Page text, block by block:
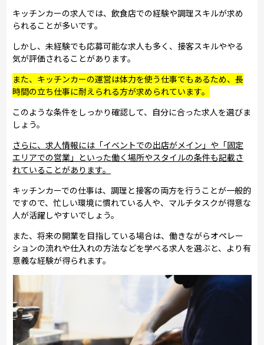
キッチンカーの求人では、飲食店での経験や調理スキルが求め
られることが多いです。
しかし、未経験でも応募可能な求人も多く、接客スキルややる
気が評価されることがあります。
また、キッチンカーの運営は体力を使う仕事でもあるため、長
時間の立ち仕事に耐えられる方が求められています。
このような条件をしっかり確認して、自分に合った求人を選びま
しょう。
さらに、求人情報には「イベントでの出店がメイン」や「固定
エリアでの営業」といった働く場所やスタイルの条件も記載さ
れていることがあります。
キッチンカーでの仕事は、調理と接客の両方を行うことが一般的
ですので、忙しい環境に慣れている人や、マルチタスクが得意な
人が活躍しやすいでしょう。
また、将来の開業を目指している場合は、働きながらオペレー
ションの流れや仕入れの方法などを学べる求人を選ぶと、より有
意義な経験が得られます。